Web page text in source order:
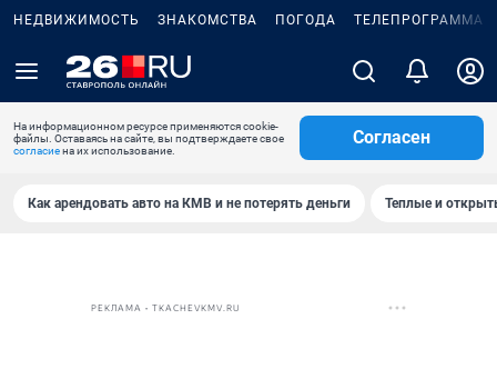
НЕДВИЖИМОСТЬ ЗНАКОМСТВА ПОГОДА ТЕЛЕПРОГРАММА
На информационном ресурсе применяются cookie-
файлы. Оставаясь на сайте, вы подтверждаете свое
согласиена их использование.
Согласен
Как арендовать авто на КМВ и не потерять деньги Теплые и
РЕКЛАМА • TKACHEVKMV.RU